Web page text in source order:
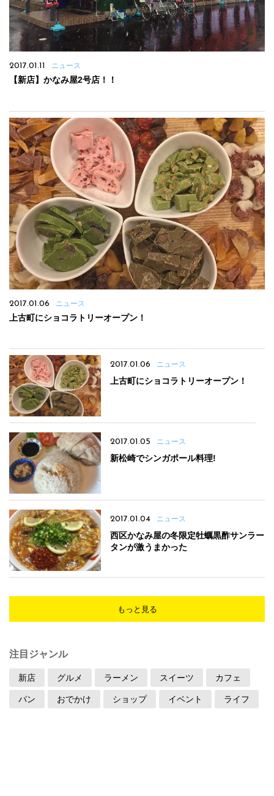
2017.01.11 ニュース
【新店】かなみ屋2号店！！
2017.01.06 ニュース
上古町にショコラトリーオープン！
2017.01.06 ニュース
上古町にショコラトリーオープン！
2017.01.05 ニュース
新松崎でシンガポール料理!
2017.01.04 ニュース
西区かなみ屋の冬限定牡蠣黒酢サンラー
タンが激うまかった
もっと見る
注目ジャンル
新店 グルメ ラーメン スイーツ カフェ
パン おでかけ ショップ イベント ライフ